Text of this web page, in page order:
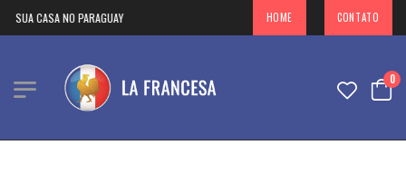
SUA CASA NO PARAGUAY HOME CONTATO
0